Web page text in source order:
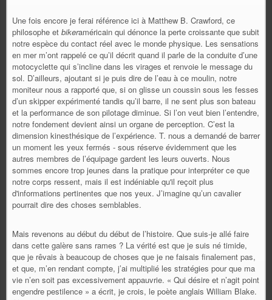
Une fois encore je ferai référence ici à Matthew B. Crawford, ce
philosophe et bikeraméricain qui dénonce la perte croissante que subit
notre espèce du contact réel avec le monde physique. Les sensations
en mer m’ont rappelé ce qu’il décrit quand il parle de la conduite d’une
motocyclette qui s’incline dans les virages et renvoie le message du
sol. D’ailleurs, ajoutant si je puis dire de l’eau à ce moulin, notre
moniteur nous a rapporté que, si on glisse un coussin sous les fesses
d’un skipper expérimenté tandis qu’il barre, il ne sent plus son bateau
et la performance de son pilotage diminue. Si l’on veut bien l’entendre,
notre fondement devient ainsi un organe de perception. C’est la
dimension kinesthésique de l’expérience. T. nous a demandé de barrer
un moment les yeux fermés - sous réserve évidemment que les
autres membres de l’équipage gardent les leurs ouverts. Nous
sommes encore trop jeunes dans la pratique pour interpréter ce que
notre corps ressent, mais il est indéniable qu'il reçoit plus
d'informations pertinentes que nos yeux. J’imagine qu’un cavalier
pourrait dire des choses semblables.
Mais revenons au début du début de l’histoire. Que suis-je allé faire
dans cette galère sans rames ? La vérité est que je suis né timide,
que je rêvais à beaucoup de choses que je ne faisais finalement pas,
et que, m’en rendant compte, j’ai multiplié les stratégies pour que ma
vie n’en soit pas excessivement appauvrie. « Qui désire et n’agit point
engendre pestilence » a écrit, je crois, le poète anglais William Blake.